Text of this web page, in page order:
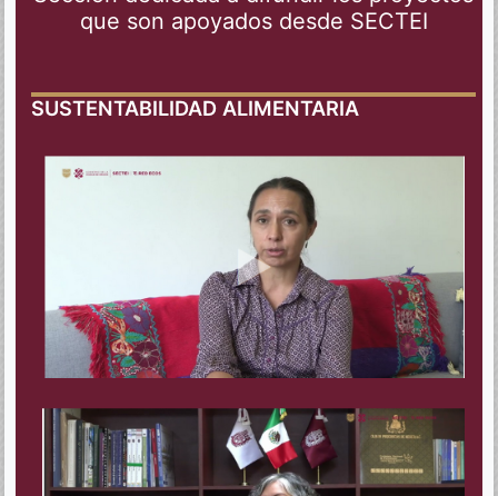
que son apoyados desde SECTEI
SUSTENTABILIDAD ALIMENTARIA